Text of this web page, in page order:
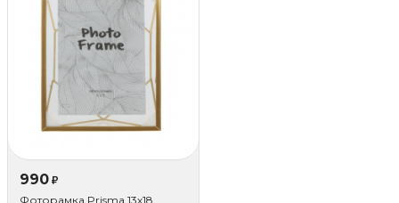
990 ₽
Фоторамка Prisma 13х18,